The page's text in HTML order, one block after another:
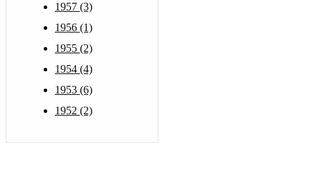
1957 (3)
1956 (1)
1955 (2)
1954 (4)
1953 (6)
1952 (2)